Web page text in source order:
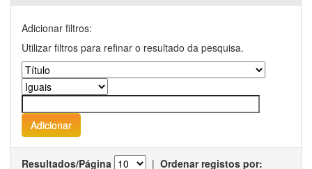
Adicionar filtros:
Utilizar filtros para refinar o resultado da pesquisa.
Resultados/Página | Ordenar registos por: